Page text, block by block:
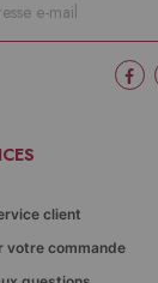
client
votre commande